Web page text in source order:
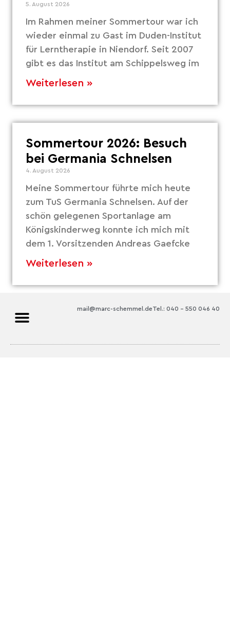
5. August 2026
Im Rahmen meiner Sommertour war ich
wieder einmal zu Gast im Duden-Institut
für Lerntherapie in Niendorf. Seit 2007
gibt es das Institut am Schippelsweg im
Weiterlesen »
Sommertour 2026: Besuch
bei Germania Schnelsen
4. August 2026
Meine Sommertour führte mich heute
zum TuS Germania Schnelsen. Auf der
schön gelegenen Sportanlage am
Königskinderweg konnte ich mich mit
dem 1. Vorsitzenden Andreas Gaefcke
Weiterlesen »
Tel.: 040 – 550 046 40
mail@marc-schemmel.de